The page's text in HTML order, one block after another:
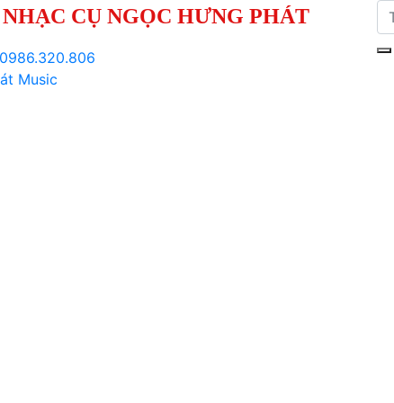
CỤ NGỌC HƯNG PHÁT
0986.320.806
Music